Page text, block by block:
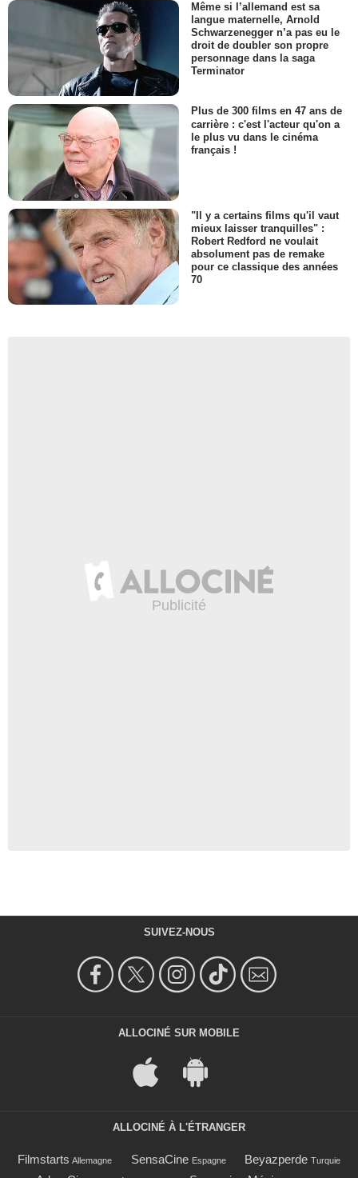
Même si l’allemand est sa
langue maternelle, Arnold
Schwarzenegger n’a pas eu le
droit de doubler son propre
personnage dans la saga
Terminator
Plus de 300 films en 47 ans de
carrière : c'est l'acteur qu'on a
le plus vu dans le cinéma
français !
"Il y a certains films qu'il vaut
mieux laisser tranquilles" :
Robert Redford ne voulait
absolument pas de remake
pour ce classique des années
70
SUIVEZ-NOUS
ALLOCINÉ SUR MOBILE
ALLOCINÉ À L'ÉTRANGER
Filmstarts Allemagne SensaCine Espagne Beyazperde Turquie